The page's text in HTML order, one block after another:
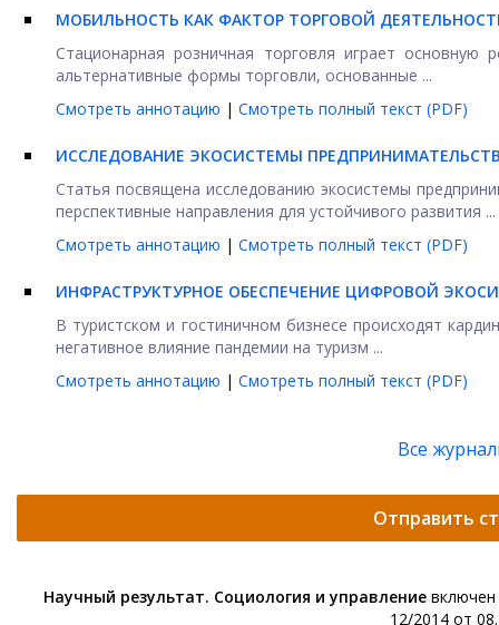
МОБИЛЬНОСТЬ КАК ФАКТОР ТОРГОВОЙ
Стационарная розничная торговля играет
альтернативные формы торговли, основанные ...
Смотреть аннотацию | Смотреть полный текст (PDF)
ИССЛЕДОВАНИЕ ЭКОСИСТЕМЫ
Статья посвящена исследованию экосистемы
перспективные направления для устойчивого развития ...
Смотреть аннотацию | Смотреть полный текст (PDF)
ИНФРАСТРУКТУРНОЕ ОБЕСПЕЧЕНИЕ ЦИФРОВОЙ
В туристском и гостиничном бизнесе происходят
негативное влияние пандемии на туризм ...
Смотреть аннотацию | Смотреть полный текст (PDF)
Все
Отправить
Научный результат. Социология и управление
12/2014 от